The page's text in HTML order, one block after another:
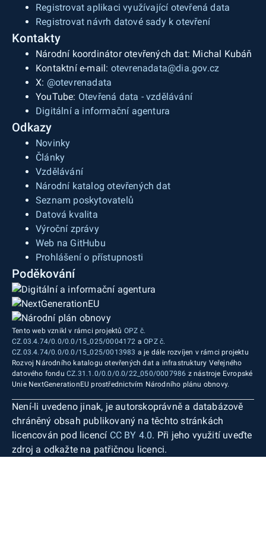
Registrovat aplikaci využívající otevřená data
Registrovat návrh datové sady k otevření
Kontakty
Národní koordinátor otevřených dat: Michal Kubáň
Kontaktní e-mail: otevrenadata@dia.gov.cz
X: @otevrenadata
YouTube: Otevřená data - vzdělávání
Digitální a informační agentura
Odkazy
Novinky
Články
Vzdělávání
Národní katalog otevřených dat
Seznam poskytovatelů
Datová kvalita
Výroční zprávy
Web na GitHubu
Prohlášení o přístupnosti
Poděkování
Tento web vznikl v rámci projektů OPZ č.
CZ.03.4.74/0.0/0.0/15_025/0004172 aOPZ č.
CZ.03.4.74/0.0/0.0/15_025/0013983 a je dále rozvíjen v rámci projektu
Rozvoj Národního katalogu otevřených dat a infrastruktury Veřejného
datového fondu CZ.31.1.0/0.0/0.0/22_050/0007986 z nástroje Evropské
Unie NextGenerationEU prostřednictvím Národního plánu obnovy.
Není-li uvedeno jinak, je autorskoprávně a databázově
chráněný obsah publikovaný na těchto stránkách
licencován pod licencí CC BY 4.0. Při jeho využití uveďte
zdroj a odkažte na patřičnou licenci.